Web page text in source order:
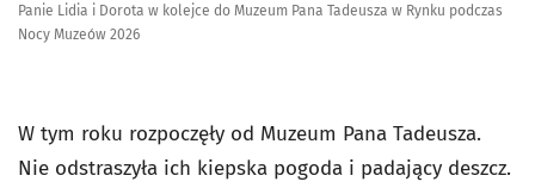
Panie Lidia i Dorota w kolejce do Muzeum Pana Tadeusza w Rynku podczas
Nocy Muzeów 2026
W tym roku rozpoczęły od Muzeum Pana Tadeusza.
Nie odstraszyła ich kiepska pogoda i padający deszcz.